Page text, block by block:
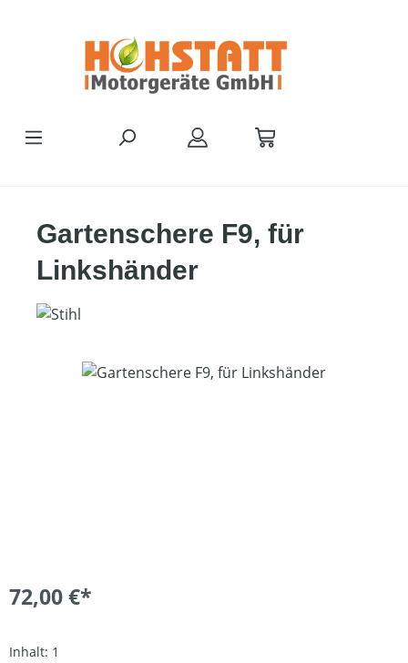
Gartenschere F9, für
Linkshänder
Bildergalerie überspringen
72,00 €*
Inhalt: 1